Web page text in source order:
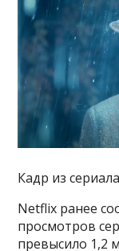
Кадр из
Netflix ранее
просмотров
превысило 1,2